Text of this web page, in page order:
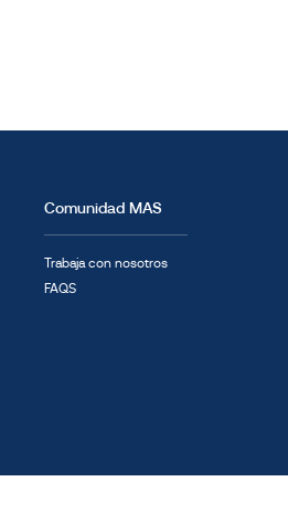
Comunidad MAS
Trabaja con nosotros
FAQS